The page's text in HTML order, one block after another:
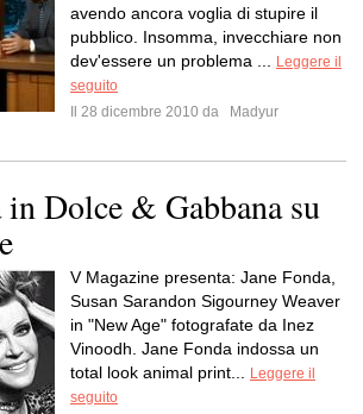
avendo ancora voglia di stupire il
pubblico. Insomma, invecchiare non
dev'essere un problema ...
Leggere il
seguito
Il 28 dicembre 2010 da
Madyur
in Dolce & Gabbana su
V Magazine presenta: Jane Fonda,
Susan Sarandon Sigourney Weaver
in "New Age" fotografate da Inez
Vinoodh. Jane Fonda indossa un
total look animal print...
Leggere il
seguito